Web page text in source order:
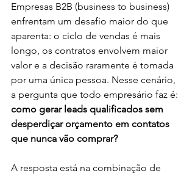
Empresas B2B (business to business)
enfrentam um desafio maior do que
aparenta: o ciclo de vendas é mais
longo, os contratos envolvem maior
valor e a decisão raramente é tomada
por uma única pessoa. Nesse cenário,
a pergunta que todo empresário faz é:
como gerar leads qualificados sem
desperdiçar orçamento em contatos
que nunca vão comprar?
A resposta está na combinação de